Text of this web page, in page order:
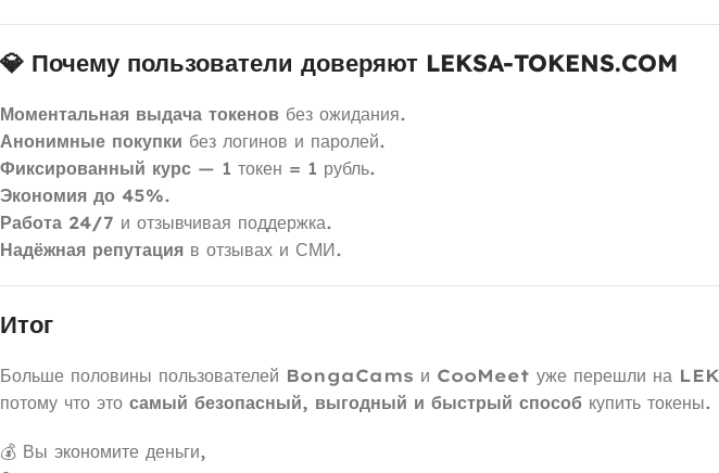
💎 Почему пользователи доверяют LEKSA-TOKENS.COM
Моментальная выдача токенов без ожидания.
Анонимные покупки без логинов и паролей.
Фиксированный курс — 1 токен = 1 рубль.
Экономия до 45%.
Работа 24/7 и отзывчивая поддержка.
Надёжная репутация в отзывах и СМИ.
Итог
Больше половины пользователей BongaCams и CooMeet уже перешли на
потому что это самый безопасный, выгодный и быстрый способ купить токены.
💰 Вы экономите деньги,